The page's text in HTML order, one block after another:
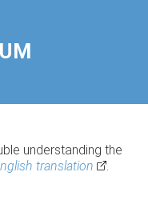
understanding the
translation .